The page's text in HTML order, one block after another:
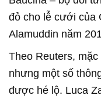
đỏ cho lễ cưới của
Alamuddin năm
Theo Reuters,
nhưng một số
được hé lộ. Luca